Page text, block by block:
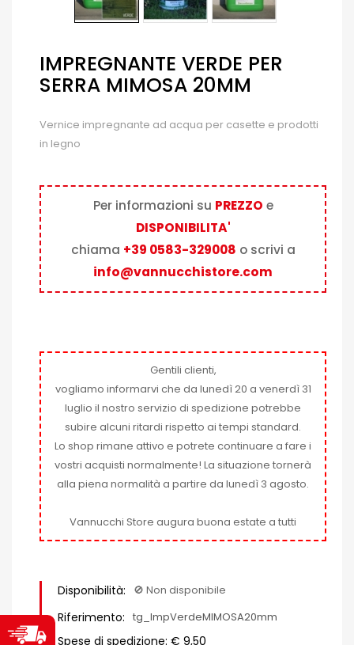
IMPREGNANTE VERDE PER
SERRA MIMOSA 20MM
Vernice impregnante ad acqua per casette e prodotti
in legno
Per informazioni su PREZZO e
DISPONIBILITA'
chiama +39 0583-329008 o scrivi a
info@vannucchistore.com
Gentili clienti,
vogliamo informarvi che da lunedì 20 a venerdì 31
luglio il nostro servizio di spedizione potrebbe
subire alcuni ritardi rispetto ai tempi standard.
Lo shop rimane attivo e potrete continuare a fare i
vostri acquisti normalmente! La situazione tornerà
alla piena normalità a partire da lunedì 3 agosto.
Vannucchi Store augura buona estate a tutti
Disponibilità: 🚫​ Non disponibile
Riferimento: tg_ImpVerdeMIMOSA20mm
Spese di spedizione: € 9,50